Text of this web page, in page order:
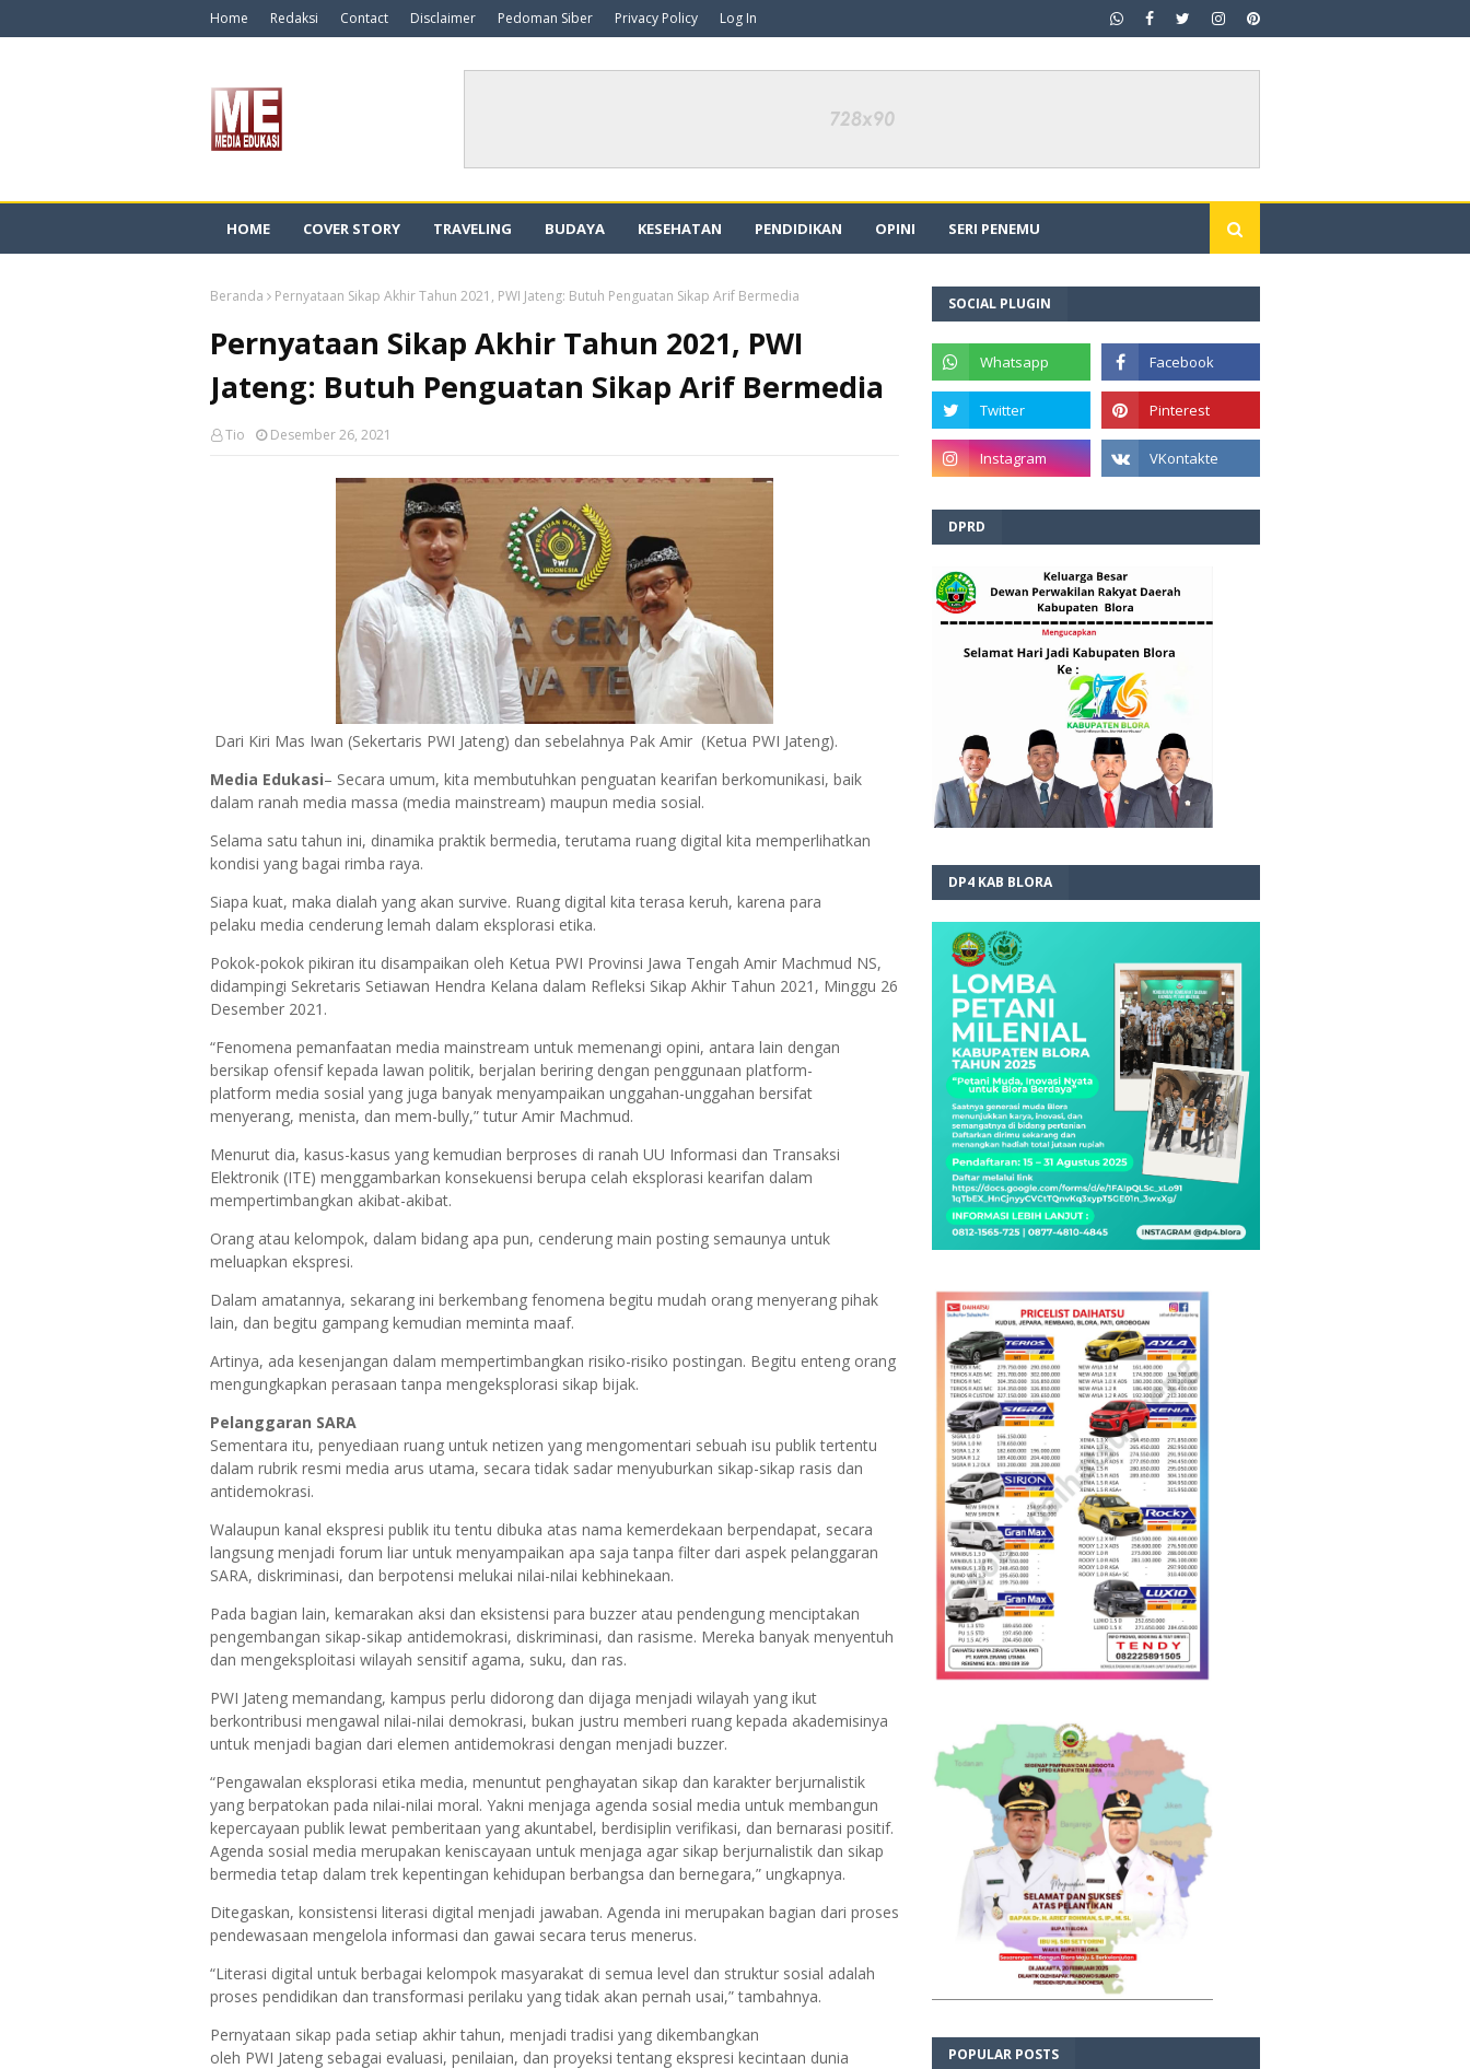
Home Redaksi Contact Disclaimer Pedoman Siber Privacy Policy Log In
HOME COVER STORY TRAVELING BUDAYA KESEHATAN PENDIDIKAN OPINI SERI PENEMU
Beranda Pernyataan Sikap Akhir Tahun 2021, PWI Jateng: Butuh Penguatan Sikap Arif Bermedia
Pernyataan Sikap Akhir Tahun 2021, PWI
Jateng: Butuh Penguatan Sikap Arif Bermedia
Tio Desember 26, 2021
Dari Kiri Mas Iwan (Sekertaris PWI Jateng) dan sebelahnya Pak Amir (Ketua PWI Jateng).
Media Edukasi– Secara umum, kita membutuhkan penguatan kearifan berkomunikasi, baik
dalam ranah media massa (media mainstream) maupun media sosial.
Selama satu tahun ini, dinamika praktik bermedia, terutama ruang digital kita memperlihatkan
kondisi yang bagai rimba raya.
Siapa kuat, maka dialah yang akan survive. Ruang digital kita terasa keruh, karena para
pelaku media cenderung lemah dalam eksplorasi etika.
Pokok-pokok pikiran itu disampaikan oleh Ketua PWI Provinsi Jawa Tengah Amir Machmud NS,
didampingi Sekretaris Setiawan Hendra Kelana dalam Refleksi Sikap Akhir Tahun 2021, Minggu 26
Desember 2021.
“Fenomena pemanfaatan media mainstream untuk memenangi opini, antara lain dengan
bersikap ofensif kepada lawan politik, berjalan beriring dengan penggunaan platform-
platform media sosial yang juga banyak menyampaikan unggahan-unggahan bersifat
menyerang, menista, dan mem-bully,” tutur Amir Machmud.
Menurut dia, kasus-kasus yang kemudian berproses di ranah UU Informasi dan Transaksi
Elektronik (ITE) menggambarkan konsekuensi berupa celah eksplorasi kearifan dalam
mempertimbangkan akibat-akibat.
Orang atau kelompok, dalam bidang apa pun, cenderung main posting semaunya untuk
meluapkan ekspresi.
Dalam amatannya, sekarang ini berkembang fenomena begitu mudah orang menyerang pihak
lain, dan begitu gampang kemudian meminta maaf.
Artinya, ada kesenjangan dalam mempertimbangkan risiko-risiko postingan. Begitu enteng orang
mengungkapkan perasaan tanpa mengeksplorasi sikap bijak.
Pelanggaran SARA
Sementara itu, penyediaan ruang untuk netizen yang mengomentari sebuah isu publik tertentu
dalam rubrik resmi media arus utama, secara tidak sadar menyuburkan sikap-sikap rasis dan
antidemokrasi.
Walaupun kanal ekspresi publik itu tentu dibuka atas nama kemerdekaan berpendapat, secara
langsung menjadi forum liar untuk menyampaikan apa saja tanpa filter dari aspek pelanggaran
SARA, diskriminasi, dan berpotensi melukai nilai-nilai kebhinekaan.
Pada bagian lain, kemarakan aksi dan eksistensi para buzzer atau pendengung menciptakan
pengembangan sikap-sikap antidemokrasi, diskriminasi, dan rasisme. Mereka banyak menyentuh
dan mengeksploitasi wilayah sensitif agama, suku, dan ras.
PWI Jateng memandang, kampus perlu didorong dan dijaga menjadi wilayah yang ikut
berkontribusi mengawal nilai-nilai demokrasi, bukan justru memberi ruang kepada akademisinya
untuk menjadi bagian dari elemen antidemokrasi dengan menjadi buzzer.
“Pengawalan eksplorasi etika media, menuntut penghayatan sikap dan karakter berjurnalistik
yang berpatokan pada nilai-nilai moral. Yakni menjaga agenda sosial media untuk membangun
kepercayaan publik lewat pemberitaan yang akuntabel, berdisiplin verifikasi, dan bernarasi positif.
Agenda sosial media merupakan keniscayaan untuk menjaga agar sikap berjurnalistik dan sikap
bermedia tetap dalam trek kepentingan kehidupan berbangsa dan bernegara,” ungkapnya.
Ditegaskan, konsistensi literasi digital menjadi jawaban. Agenda ini merupakan bagian dari proses
pendewasaan mengelola informasi dan gawai secara terus menerus.
“Literasi digital untuk berbagai kelompok masyarakat di semua level dan struktur sosial adalah
proses pendidikan dan transformasi perilaku yang tidak akan pernah usai,” tambahnya.
Pernyataan sikap pada setiap akhir tahun, menjadi tradisi yang dikembangkan
oleh PWI Jateng sebagai evaluasi, penilaian, dan proyeksi tentang ekspresi kecintaan dunia
SOCIAL PLUGIN
DPRD
DP4 KAB BLORA
POPULAR POSTS